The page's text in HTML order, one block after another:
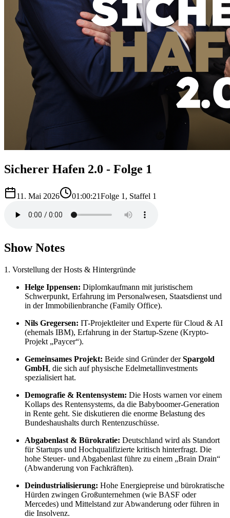
Sicherer Hafen 2.0 - Folge 1
11. Mai 2026 01:00:21Folge 1 , Staffel 1
Show Notes
1. Vorstellung der Hosts & Hintergründe
Helge Ippensen: Diplomkaufmann mit juristischem
Schwerpunkt, Erfahrung im Personalwesen, Staatsdienst und
in der Immobilienbranche (Family Office).
Nils Gregersen: IT-Projektleiter und Experte für Cloud & AI
(ehemals IBM), Erfahrung in der Startup-Szene (Krypto-
Projekt „Paycer“).
Gemeinsames Projekt: Beide sind Gründer derSpargold
GmbH, die sich auf physische Edelmetallinvestments
spezialisiert hat.
Demografie & Rentensystem: Die Hosts warnen vor einem
Kollaps des Rentensystems, da die Babyboomer-Generation
in Rente geht. Sie diskutieren die enorme Belastung des
Bundeshaushalts durch Rentenzuschüsse.
Abgabenlast & Bürokratie: Deutschland wird als Standort
für Startups und Hochqualifizierte kritisch hinterfragt. Die
hohe Steuer- und Abgabenlast führe zu einem „Brain Drain“
(Abwanderung von Fachkräften).
Deindustrialisierung: Hohe Energiepreise und bürokratische
Hürden zwingen Großunternehmen (wie BASF oder
Mercedes) und Mittelstand zur Abwanderung oder führen in
die Insolvenz.